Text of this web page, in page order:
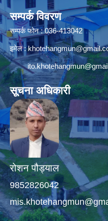
सम्पर्क विवरण
सम्पर्क फोन : 036-413042
इमेल :
सूचना अधिकारी
रोशन पौड्याल
9852826042